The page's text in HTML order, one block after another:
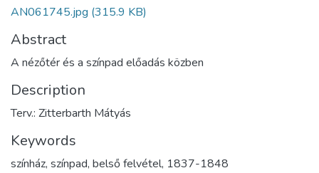
AN061745.jpg (315.9 KB)
Abstract
A nézőtér és a színpad előadás közben
Description
Terv.: Zitterbarth Mátyás
Keywords
színház, színpad, belső felvétel, 1837-1848